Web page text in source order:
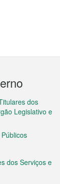
dos
Legislativo e
dos Serviços e